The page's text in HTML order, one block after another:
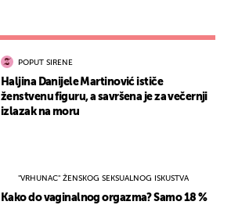
POPUT SIRENE
Haljina Danijele Martinović ističe
ženstvenu figuru, a savršena je za večernji
izlazak na moru
"VRHUNAC" ŽENSKOG SEKSUALNOG ISKUSTVA
Kako do vaginalnog orgazma? Samo 18 %